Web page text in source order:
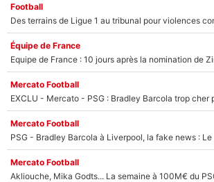
Football
Équipe de France
Mercato Football
EXCLU - Mercato - PSG : Bradley Barcola trop cher
Mercato Football
PSG - Bradley Barcola à Liverpool, la fake news :
Mercato Football